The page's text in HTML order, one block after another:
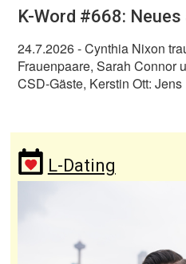
K-Word #668:
24.7.2026- Cynthia Nixon
Frauenpaare, Sarah Connor
CSD-Gäste, Kerstin Ott: Jens
L-Dating